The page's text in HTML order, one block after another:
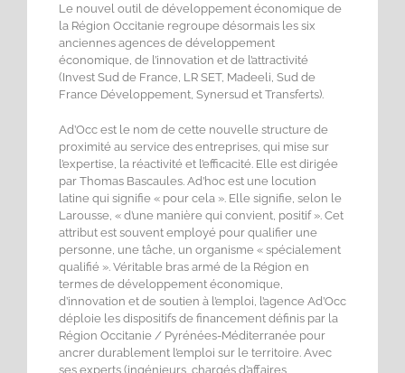
Le nouvel outil de développement économique de
la Région Occitanie regroupe désormais les six
anciennes agences de développement
économique, de l’innovation et de l’attractivité
(Invest Sud de France, LR SET, Madeeli, Sud de
France Développement, Synersud et Transferts).
Ad’Occ est le nom de cette nouvelle structure de
proximité au service des entreprises, qui mise sur
l’expertise, la réactivité et l’efficacité. Elle est dirigée
par Thomas Bascaules. Ad’hoc est une locution
latine qui signifie « pour cela ». Elle signifie, selon le
Larousse, « d’une manière qui convient, positif ». Cet
attribut est souvent employé pour qualifier une
personne, une tâche, un organisme « spécialement
qualifié ». Véritable bras armé de la Région en
termes de développement économique,
d’innovation et de soutien à l’emploi, l’agence Ad’Occ
déploie les dispositifs de financement définis par la
Région Occitanie / Pyrénées-Méditerranée pour
ancrer durablement l’emploi sur le territoire. Avec
ses experts (ingénieurs, chargés d’affaires